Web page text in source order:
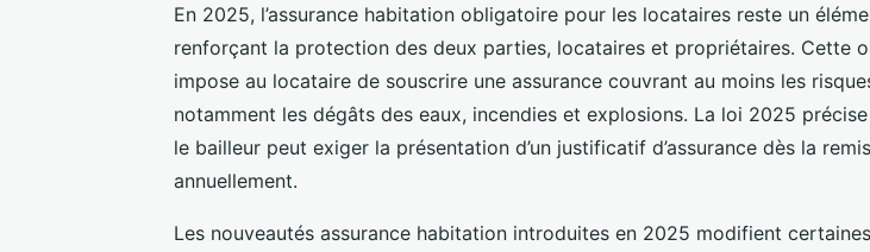
En 2025, l’assurance habitation obligatoire pour les locataires reste un
renforçant la protection des deux parties, locataires et propriétaires. Cette
impose au locataire de souscrire une assurance couvrant au moins les
notamment les dégâts des eaux, incendies et explosions. La loi 2025
le bailleur peut exiger la présentation d’un justificatif d’assurance dès la
annuellement.
Les nouveautés assurance habitation introduites en 2025 modifient